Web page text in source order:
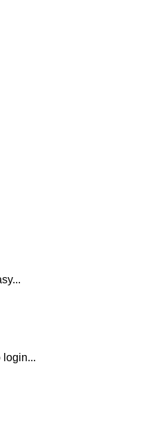
login...